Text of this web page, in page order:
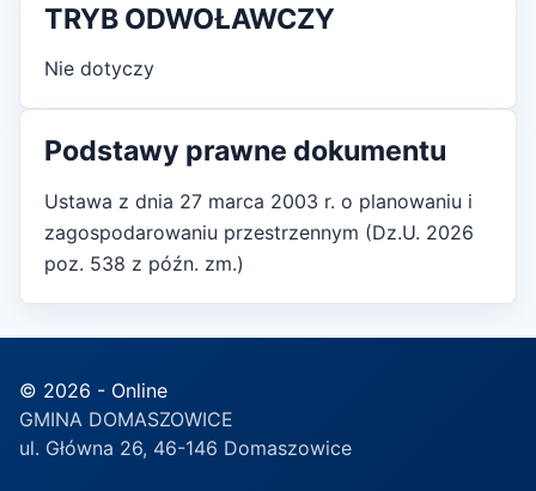
TRYB ODWOŁAWCZY
Nie dotyczy
Podstawy prawne dokumentu
Ustawa z dnia 27 marca 2003 r. o planowaniu i
zagospodarowaniu przestrzennym (Dz.U. 2026
poz. 538 z późn. zm.)
© 2026 - Online
GMINA DOMASZOWICE
ul. Główna 26, 46-146 Domaszowice